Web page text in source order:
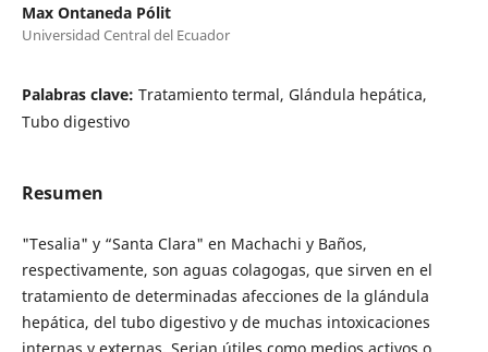
Max Ontaneda Pólit
Universidad Central del Ecuador
Palabras clave: Tratamiento termal, Glándula hepática,
Tubo digestivo
Resumen
"Tesalia" y “Santa Clara" en Machachi y Baños,
respectivamente, son aguas colagogas, que sirven en el
tratamiento de determinadas afecciones de la glándula
hepática, del tubo digestivo y de muchas intoxicaciones